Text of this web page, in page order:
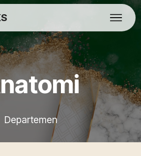
Departemen